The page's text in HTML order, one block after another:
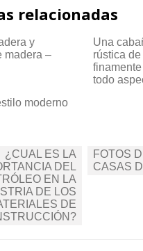
relacionadas
y
madera –
Una
rústica
todo
moderno
¿CUAL ES LA
DEL
EN LA
DE LOS
DE
FOTOS
CASAS